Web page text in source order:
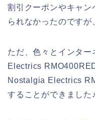
割引クーポンやキャン
られなかったのですが
ただ、色々とインタ
Electrics
Nostalgia Electrics
することができました♪